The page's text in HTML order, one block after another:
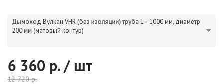
Дымоход Вулкан VHR (без изоляции) труба L = 1000 мм, диаметр
200 мм (матовый контур)
6 360 р. / шт
12 720р.